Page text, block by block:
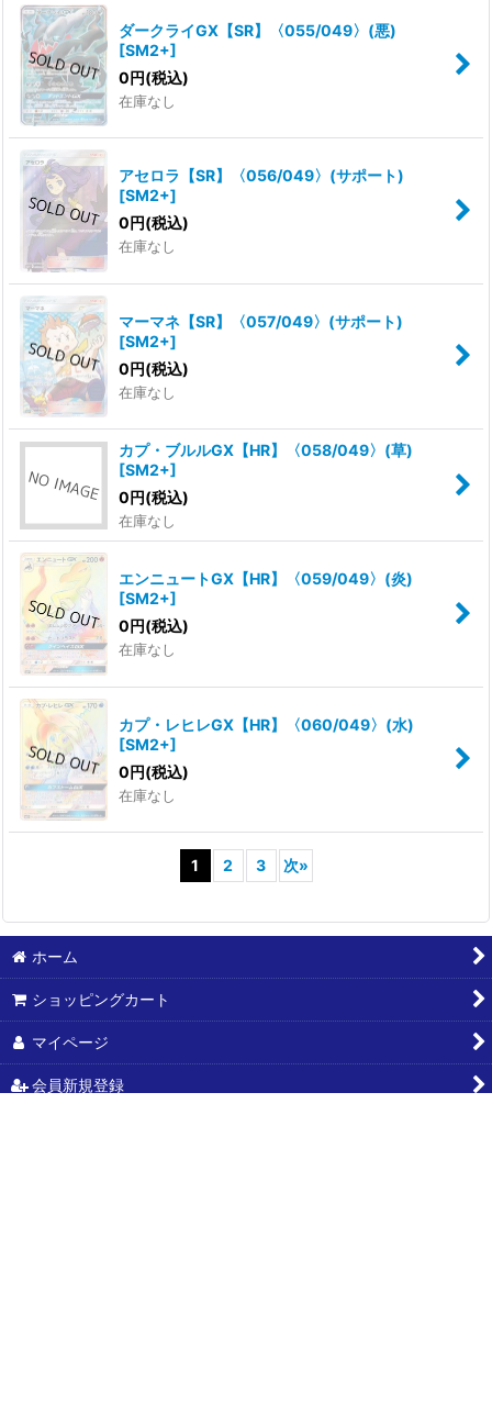
ダークライGX【SR】〈055/049〉(悪)
[SM2+]
0円(税込)
在庫なし
アセロラ【SR】〈056/049〉(サポート)
[SM2+]
0円(税込)
在庫なし
マーマネ【SR】〈057/049〉(サポート)
[SM2+]
0円(税込)
在庫なし
カプ・ブルルGX【HR】〈058/049〉(草)
[SM2+]
0円(税込)
在庫なし
エンニュートGX【HR】〈059/049〉(炎)
[SM2+]
0円(税込)
在庫なし
カプ・レヒレGX【HR】〈060/049〉(水)
[SM2+]
0円(税込)
在庫なし
1 2 3 次»
ホーム
ショッピングカート
マイページ
会員新規登録